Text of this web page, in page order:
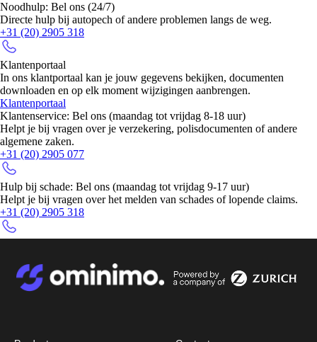
Noodhulp: Bel ons (24/7)
Directe hulp bij autopech of andere problemen langs de weg.
+31 (20) 2905 318
Image
Klantenportaal
In ons klantportaal kan je jouw gegevens bekijken, documenten
downloaden en op elk moment wijzigingen aanbrengen.
Klantenportaal
Klantenservice: Bel ons (maandag tot vrijdag 8-18 uur)
Helpt je bij vragen over je verzekering, polisdocumenten of andere
algemene zaken.
+31 (20) 2905 077
Image
Hulp bij schade: Bel ons (maandag tot vrijdag 9-17 uur)
Helpt je bij vragen over het melden van schades of lopende claims.
+31 (20) 2905 318
Image
Image Image